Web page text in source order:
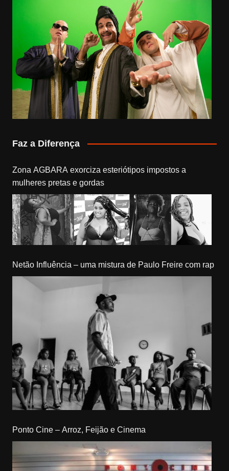
Faz a Diferença
Zona AGBARA exorciza esteriótipos impostos a
mulheres pretas e gordas
Netão Influência – uma mistura de Paulo Freire com rap
Ponto Cine – Arroz, Feijão e Cinema